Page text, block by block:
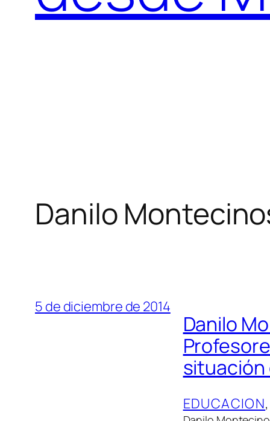
Danilo
5 de diciembre de 2014
Danilo
situación
EDUCACION